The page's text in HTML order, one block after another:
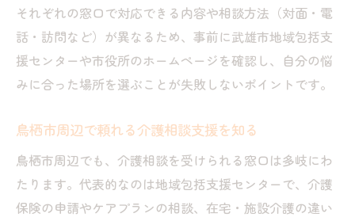
それぞれの窓口で対応できる内容や相談方法（対面・電
話・訪問など）が異なるため、事前に武雄市地域包括支
援センターや市役所のホームページを確認し、自分の悩
みに合った場所を選ぶことが失敗しないポイントです。
鳥栖市周辺で頼れる介護相談支援を知る
鳥栖市周辺でも、介護相談を受けられる窓口は多岐にわ
たります。代表的なのは地域包括支援センターで、介護
保険の申請やケアプランの相談、在宅・施設介護の違い